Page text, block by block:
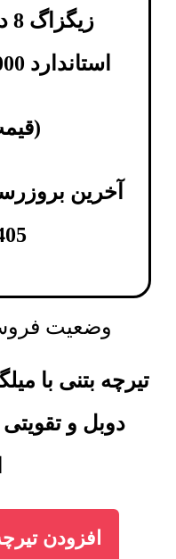
استاندارد
(
1405
وضعیت